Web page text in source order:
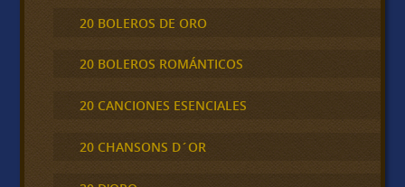
20 BOLEROS DE ORO
20 BOLEROS ROMÁNTICOS
20 CANCIONES ESENCIALES
20 CHANSONS D´OR